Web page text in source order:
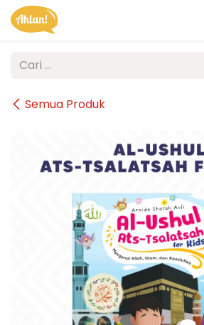
Skip ke Konten
Semua Produk